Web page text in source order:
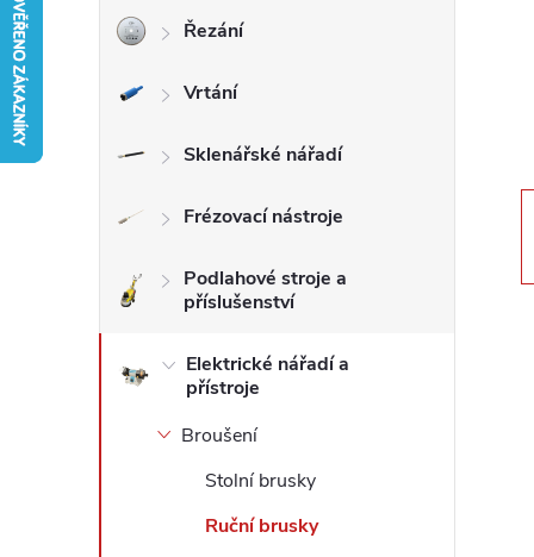
a
n
n
p
Řezání
Vrtání
Sklenářské nářadí
Frézovací nástroje
Podlahové stroje a
příslušenství
Elektrické nářadí a
přístroje
Broušení
Stolní brusky
Ruční brusky